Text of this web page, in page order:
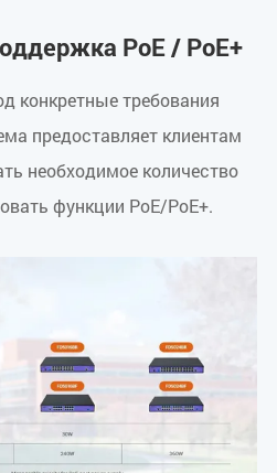
PoE / PoE+
конкретные требования
предоставляет клиентам
необходимое количество
функции PoE/PoE+.